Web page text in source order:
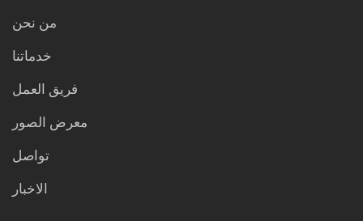
من نحن
خدماتنا
فريق العمل
معرض الصور
تواصل
الاخبار